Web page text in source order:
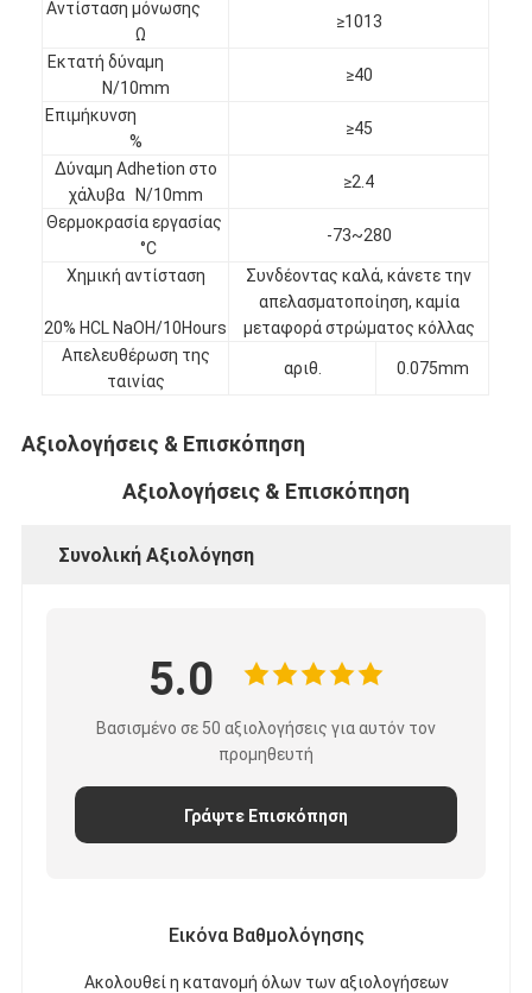
Γύρος εργοστασίων
Ποιοτικός έλεγχος
Μας ελάτε σε επαφή με
Συγκολλητική ταινία μόνωσης
Ταινία μόνωσης υφασμάτων γυαλιού
Ανθεκτική στη θερμότητα ταινία μόνωσης
Κολλητική ταινία υφασμάτων γυαλιού
Κολλητική ταινία ταινιών Polyimide
Κολλητική ταινία φύλλων αλουμινίου αργιλίου
Ταινία υφασμάτων γυαλιού φύλλων αλουμινίου αργιλίου
Ταινία αγωγών υφασμάτων
Το διπλάσιο πλαισίωσε την κολλητική ταινία
Αντίσταση μόνωσης
Ω
≥1013
Εκτατή δύναμη
N/10mm
≥40
Επιμήκυνση
%
≥45
Δύναμη Adhetion στο
χάλυβα N/10mm
≥2.4
Θερμοκρασία εργασίας
°C
-73~280
Χημική αντίσταση
20% HCL NaOH/10Hours
Συνδέοντας καλά, κάνετε την
απελασματοποίηση, καμία
μεταφορά στρώματος κόλλας
Απελευθέρωση της
ταινίας
αριθ. 0.075mm
Αξιολογήσεις & Επισκόπηση
Αξιολογήσεις & Επισκόπηση
Συνολική Αξιολόγηση
5.0
Βασισμένο σε 50 αξιολογήσεις για αυτόν τον
προμηθευτή
Γράψτε Επισκόπηση
Εικόνα Βαθμολόγησης
Ακολουθεί η κατανομή όλων των αξιολογήσεων